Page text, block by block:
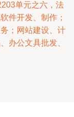
单元之六，法
件开发、制作；
；网站建设、计
办公文具批发、